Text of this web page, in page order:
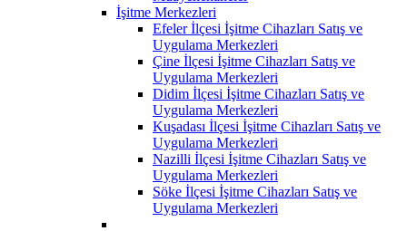
İşitme Merkezleri
Efeler İlçesi İşitme Cihazları Satış ve
Uygulama Merkezleri
Çine İlçesi İşitme Cihazları Satış ve
Uygulama Merkezleri
Didim İlçesi İşitme Cihazları Satış ve
Uygulama Merkezleri
Kuşadası İlçesi İşitme Cihazları Satış ve
Uygulama Merkezleri
Nazilli İlçesi İşitme Cihazları Satış ve
Uygulama Merkezleri
Söke İlçesi İşitme Cihazları Satış ve
Uygulama Merkezleri